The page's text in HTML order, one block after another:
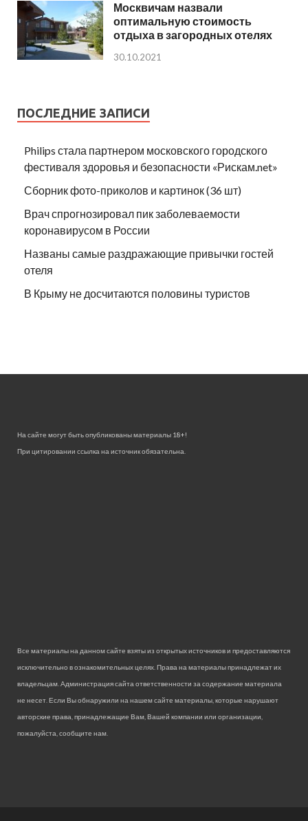
Москвичам назвали
оптимальную стоимость
отдыха в загородных отелях
30.10.2021
ПОСЛЕДНИЕ ЗАПИСИ
Philips стала партнером московского городского
фестиваля здоровья и безопасности «Рискам.net»
Сборник фото-приколов и картинок (36 шт)
Врач спрогнозировал пик заболеваемости
коронавирусом в России
Названы самые раздражающие привычки гостей
отеля
В Крыму не досчитаются половины туристов
На сайте могут быть опубликованы материалы 18+!
При цитировании ссылка на источник обязательна.
Все материалы на данном сайте взяты из открытых источников и предоставляются
исключительно в ознакомительных целях. Права на материалы принадлежат их
владельцам. Администрация сайта ответственности за содержание материала
не несет. Если Вы обнаружили на нашем сайте материалы, которые нарушают
авторские права, принадлежащие Вам, Вашей компании или организации,
пожалуйста, сообщите нам.